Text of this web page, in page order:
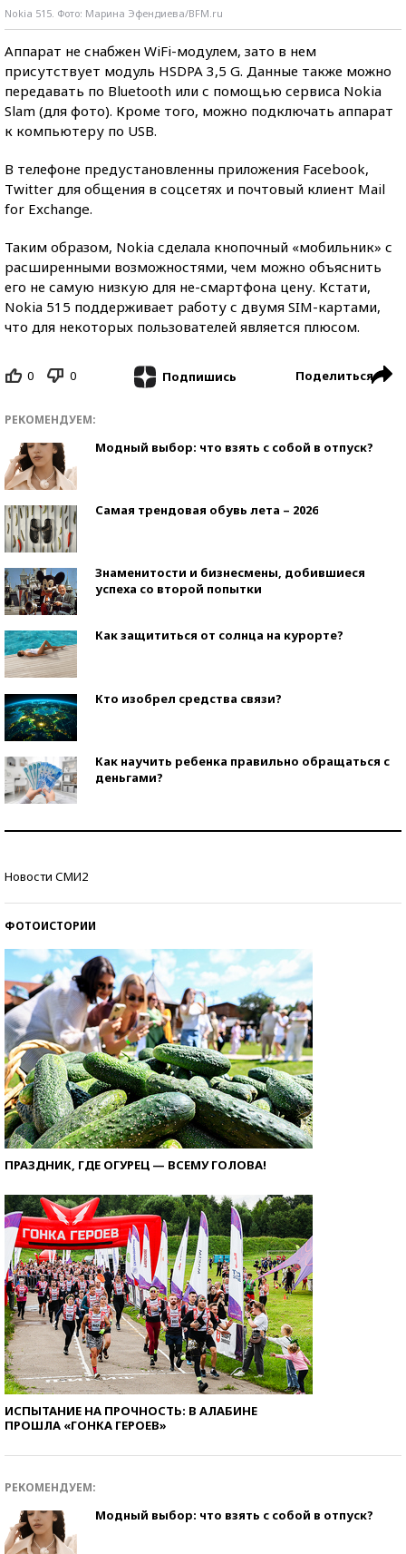
Nokia 515. Фото: Марина Эфендиева/BFM.ru
Аппарат не снабжен WiFi-модулем, зато в нем
присутствует модуль HSDPA 3,5 G. Данные также можно
передавать по Bluetooth или с помощью сервиса Nokia
Slam (для фото). Кроме того, можно подключать аппарат
к компьютеру по USB.
В телефоне предустановленны приложения Facebook,
Twitter для общения в соцсетях и почтовый клиент Mail
for Exchange.
Таким образом, Nokia сделала кнопочный «мобильник» с
расширенными возможностями, чем можно объяснить
его не самую низкую для не-смартфона цену. Кстати,
Nokia 515 поддерживает работу с двумя SIM-картами,
что для некоторых пользователей является плюсом.
0 0 Подпишись Поделиться
РЕКОМЕНДУЕМ:
Модный выбор: что взять с собой в отпуск?
Самая трендовая обувь лета – 2026
Знаменитости и бизнесмены, добившиеся
успеха со второй попытки
Как защититься от солнца на курорте?
Кто изобрел средства связи?
Как научить ребенка правильно обращаться с
деньгами?
Новости СМИ2
ФОТОИСТОРИИ
ПРАЗДНИК, ГДЕ ОГУРЕЦ — ВСЕМУ ГОЛОВА!
ИСПЫТАНИЕ НА ПРОЧНОСТЬ: В АЛАБИНЕ
ПРОШЛА «ГОНКА ГЕРОЕВ»
РЕКОМЕНДУЕМ:
Модный выбор: что взять с собой в отпуск?